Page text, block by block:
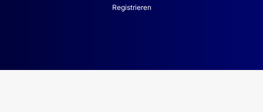
Registrieren